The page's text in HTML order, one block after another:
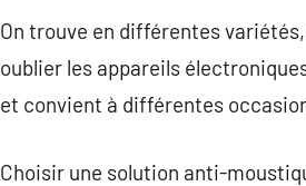
On trouve en différentes
oublier les appareils
et convient à différentes
Choisir une solution anti-